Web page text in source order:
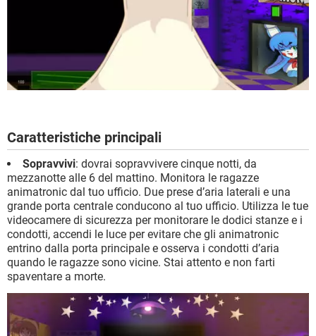
Caratteristiche principali
Sopravvivi: dovrai sopravvivere cinque notti, da
mezzanotte alle 6 del mattino. Monitora le ragazze
animatronic dal tuo ufficio. Due prese d’aria laterali e una
grande porta centrale conducono al tuo ufficio. Utilizza le tue
videocamere di sicurezza per monitorare le dodici stanze e i
condotti, accendi le luce per evitare che gli animatronic
entrino dalla porta principale e osserva i condotti d’aria
quando le ragazze sono vicine. Stai attento e non farti
spaventare a morte.